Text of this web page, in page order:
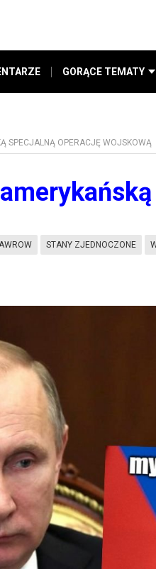
GORĄCE TEMATY
SPECJALNĄ OPERACJĘ WOJSKOWĄ
STANY ZJEDNOCZONE